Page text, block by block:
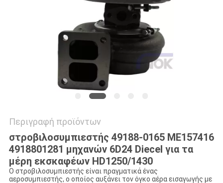
SITEMAP
Περιγραφή προϊόντων
στροβιλοσυμπιεστής 49188-0165 ME157416
4918801281 μηχανών 6D24 Diecel για τα
μέρη εκσκαφέων HD1250/1430
Ο στροβιλοσυμπιεστής είναι πραγματικά ένας
αεροσυμπιεστής, ο οποίος αυξάνει τον όγκο αέρα εισαγωγής με